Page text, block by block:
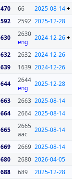
470 66 2025-08-14+
592 2592 2025-12-28
630
2630
eng
2024-12-26+
632 2632 2024-12-26
639 1639 2024-12-26
644
2644
eng
2025-12-28
663 2663 2025-08-14
664 2664 2025-08-14
665
2665
aac
2025-08-14
669 2669 2025-08-14
680 2680 2026-04-05
688 689
2025-12-28